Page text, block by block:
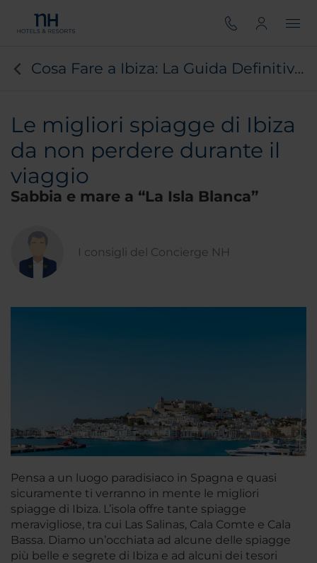
Cosa Fare a Ibiza: La Guida Definitiva per il Tuo Viaggio
Le migliori spiagge di Ibiza
da non perdere durante il
viaggio
Sabbia e mare a “La Isla Blanca”
I consigli del Concierge NH
Pensa a un luogo paradisiaco in Spagna e quasi
sicuramente ti verranno in mente le migliori
spiagge di Ibiza. L’isola offre tante spiagge
meravigliose, tra cui Las Salinas, Cala Comte e Cala
Bassa. Diamo un’occhiata ad alcune delle spiagge
più belle e segrete di Ibiza e ad alcuni dei tesori